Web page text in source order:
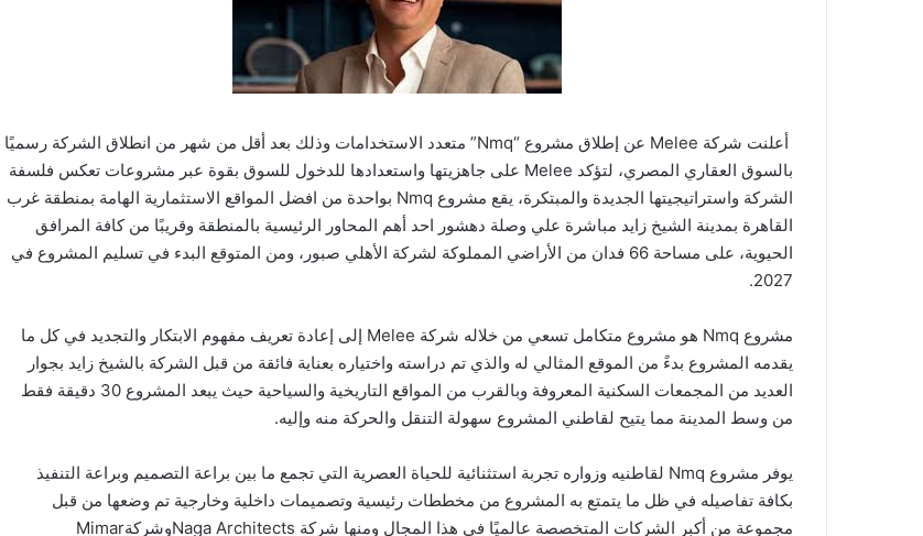
أعلنت شركة Melee عن إطلاق مشروع “Nmq” متعدد الاستخدامات وذلك بعد أقل من شهر من انطلاق الشركة رسميًا
بالسوق العقاري المصري، لتؤكد Melee على جاهزيتها واستعدادها للدخول للسوق بقوة عبر مشروعات تعكس فلسفة
الشركة واستراتيجيتها الجديدة والمبتكرة، يقع مشروع Nmq بواحدة من افضل المواقع الاستثمارية الهامة بمنطقة غرب
القاهرة بمدينة الشيخ زايد مباشرة علي وصلة دهشور احد أهم المحاور الرئيسية بالمنطقة وقريبًا من كافة المرافق
الحيوية، على مساحة 66 فدان من الأراضي المملوكة لشركة الأهلي صبور، ومن المتوقع البدء في تسليم المشروع في
2027.
مشروع Nmq هو مشروع متكامل تسعي من خلاله شركة Melee إلى إعادة تعريف مفهوم الابتكار والتجديد في كل ما
يقدمه المشروع بدءً من الموقع المثالي له والذي تم دراسته واختياره بعناية فائقة من قبل الشركة بالشيخ زايد بجوار
العديد من المجمعات السكنية المعروفة وبالقرب من المواقع التاريخية والسياحية حيث يبعد المشروع 30 دقيقة فقط
من وسط المدينة مما يتيح لقاطني المشروع سهولة التنقل والحركة منه وإليه.
يوفر مشروع Nmq لقاطنيه وزواره تجربة استثنائية للحياة العصرية التي تجمع ما بين براعة التصميم وبراعة التنفيذ
بكافة تفاصيله في ظل ما يتمتع به المشروع من مخططات رئيسية وتصميمات داخلية وخارجية تم وضعها من قبل
مجموعة من أكبر الشركات المتخصصة عالميًا في هذا المجال ومنها شركة Naga ArchitectsوشركةMimar